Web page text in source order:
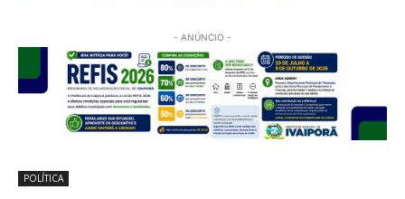
- ANÚNCIO -
POLÍTICA